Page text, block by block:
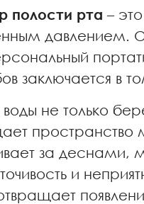
полости рта –
давлением.
заключается в
воды не только
пространство
за деснами,
и